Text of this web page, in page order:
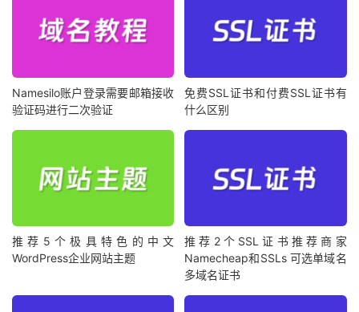
Namesilo账户登录需要邮箱接收
验证码进行二次验证
免费SSL证书和付费SSL证书有
什么区别
推荐5个极具特色的中文
WordPress企业网站主题
推荐2个SSL证书推荐商家
Namecheap和SSLs 可选单域名
多域名证书